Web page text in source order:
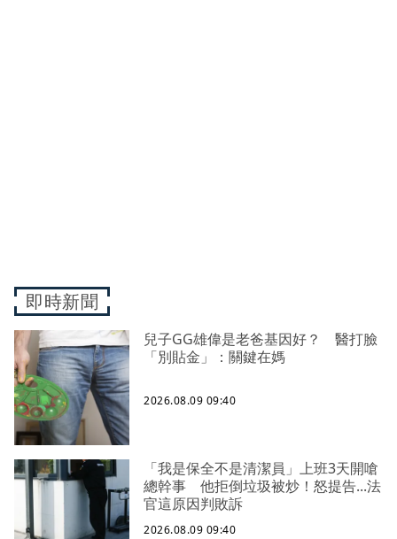
即時新聞
兒子GG雄偉是老爸基因好？ 醫打臉
「別貼金」：關鍵在媽
2026.08.09 09:40
「我是保全不是清潔員」上班3天開嗆
總幹事 他拒倒垃圾被炒！怒提告...法
官這原因判敗訴
2026.08.09 09:40